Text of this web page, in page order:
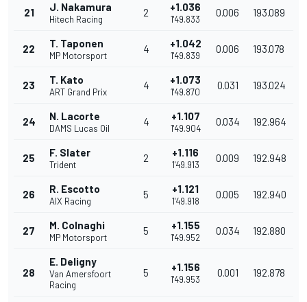
21 J. Nakamura
Hitech Racing
2 +1.036
1'49.833
0.006 193.089
22 T. Taponen
MP Motorsport
4 +1.042
1'49.839
0.006 193.078
23 T. Kato
ART Grand Prix
4 +1.073
1'49.870
0.031 193.024
24 N. Lacorte
DAMS Lucas Oil
4 +1.107
1'49.904
0.034 192.964
25 F. Slater
Trident
2 +1.116
1'49.913
0.009 192.948
26 R. Escotto
AIX Racing
5 +1.121
1'49.918
0.005 192.940
27 M. Colnaghi
MP Motorsport
5 +1.155
1'49.952
0.034 192.880
28
E. Deligny
Van Amersfoort
Racing
5 +1.156
1'49.953
0.001 192.878